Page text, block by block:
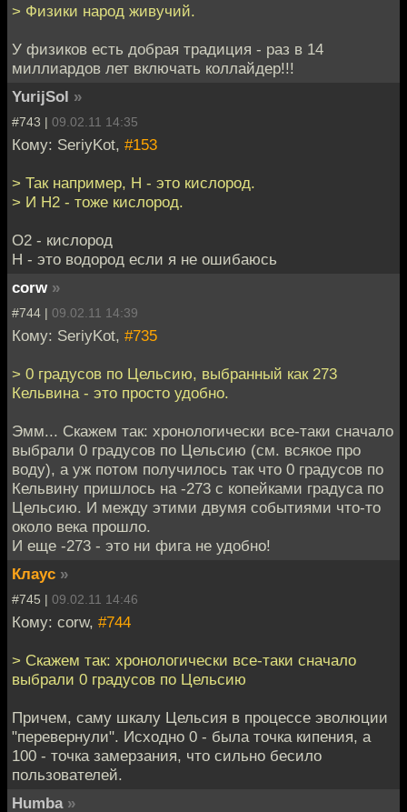
> Физики народ живучий.
У физиков есть добрая традиция - раз в 14
миллиардов лет включать коллайдер!!!
YurijSol »
#743 | 09.02.11 14:35
Кому: SeriyKot, #153
> Так например, Н - это кислород.
> И Н2 - тоже кислород.
O2 - кислород
Н - это водород если я не ошибаюсь
corw »
#744 | 09.02.11 14:39
Кому: SeriyKot, #735
> 0 градусов по Цельсию, выбранный как 273
Кельвина - это просто удобно.
Эмм... Скажем так: хронологически все-таки сначало
выбрали 0 градусов по Цельсию (см. всякое про
воду), а уж потом получилось так что 0 градусов по
Кельвину пришлось на -273 с копейками градуса по
Цельсию. И между этими двумя событиями что-то
около века прошло.
И еще -273 - это ни фига не удобно!
Клаус »
#745 | 09.02.11 14:46
Кому: corw, #744
> Скажем так: хронологически все-таки сначало
выбрали 0 градусов по Цельсию
Причем, саму шкалу Цельсия в процессе эволюции
"перевернули". Исходно 0 - была точка кипения, а
100 - точка замерзания, что сильно бесило
пользователей.
Humba »